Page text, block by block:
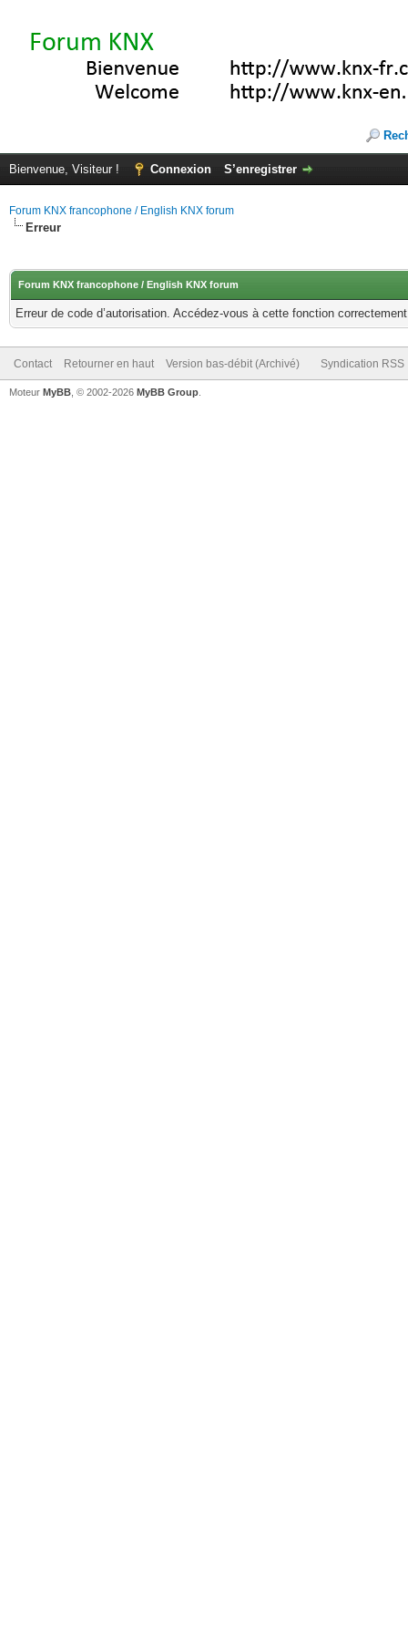
Bienvenue, Visiteur ! Connexion S’enregistrer
Forum KNX francophone / English KNX forum
Erreur
Forum KNX francophone / English KNX forum
Erreur de code d’autorisation. Accédez-vous à cette fonction
Contact Retourner en haut Version bas-débit (Archivé) Syndication RSS
Moteur MyBB , © 2002-2026 MyBB Group